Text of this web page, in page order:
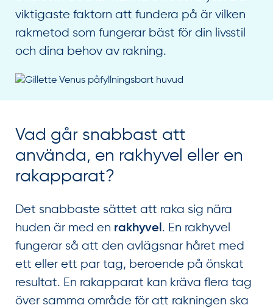
viktigaste faktorn att fundera på är vilken
rakmetod som fungerar bäst för din livsstil
och dina behov av rakning.
Vad går snabbast att
använda, en rakhyvel eller en
rakapparat?
Det snabbaste sättet att raka sig nära
huden är med en rakhyvel . En rakhyvel
fungerar så att den avlägsnar håret med
ett eller ett par tag, beroende på önskat
resultat. En rakapparat kan kräva flera tag
över samma område för att rakningen ska